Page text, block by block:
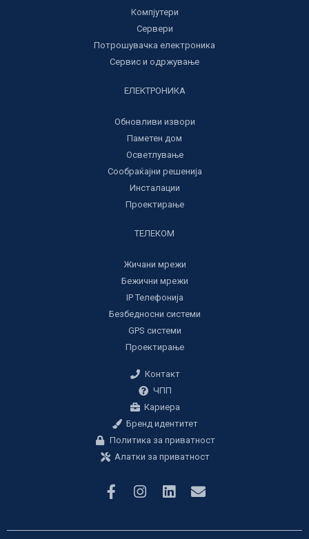
Компјутери
Сервери
Потрошувачка електроника
Сервис и одржување
ЕЛЕКТРОНИКА
Обновливи извори
Паметен дом
Осветлување
Сообраќајни решенија
Инсталации
Проектирање
ТЕЛЕКОМ
Жичани мрежи
Бежични мрежи
IP Телефонија
Безбедносни системи
GPS системи
Проектирање
Контакт
ЧПП
Кариера
Бренд идентитет
Политика за приватност
Алатки за приватност